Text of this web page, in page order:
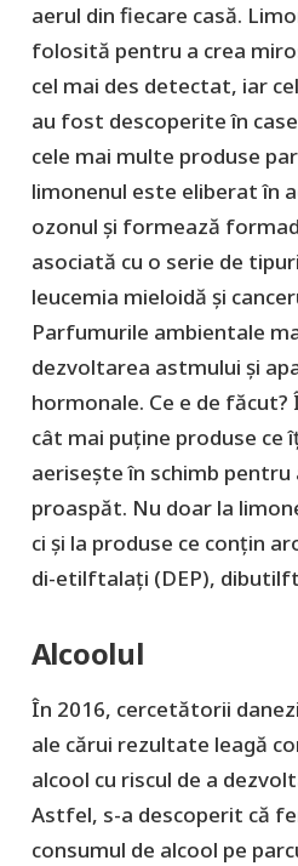
aerul din fiecare casă.
folosită pentru a crea
cel mai des detectat, iar
au fost descoperite în
cele mai multe produse
limonenul este eliberat în
ozonul și formează
asociată cu o serie de
leucemia mieloidă și
Parfumurile ambientale
dezvoltarea astmului și
hormonale. Ce e de
cât mai puține produse ce
aerisește în schimb pentru
proaspăt. Nu doar la
ci și la produse ce conțin
di-etilftalați (DEP),
Alcoolul
În 2016, cercetătorii
ale cărui rezultate leagă
alcool cu riscul de a
Astfel, s-a descoperit că
consumul de alcool pe